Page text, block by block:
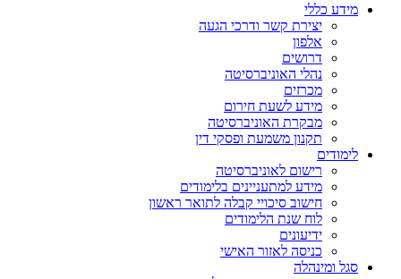
מידע כללי
יצירת קשר ודרכי הגעה
אלפון
דרושים
נהלי האוניברסיטה
מכרזים
מידע לשעת חירום
מבקרת האוניברסיטה
תקנון משמעת ופסקי דין
לימודים
רישום לאוניברסיטה
מידע למתעניינים בלימודים
חישוב סיכויי קבלה לתואר ראשון
לוח שנת הלימודים
ידיעונים
כניסה לאזור האישי
סגל ומינהלה